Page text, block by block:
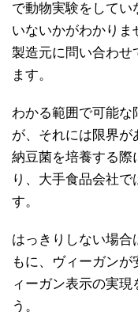
で動物実験をしてい
いないかがわかりま
製造元に問い合わせ
ます。
わかる範囲で可能な
が、それには限界が
納豆菌を培養する際
り、大手食品会社で
す。
はっきりしない場合
もに、ヴィーガン
ィーガン表示の実現
う。